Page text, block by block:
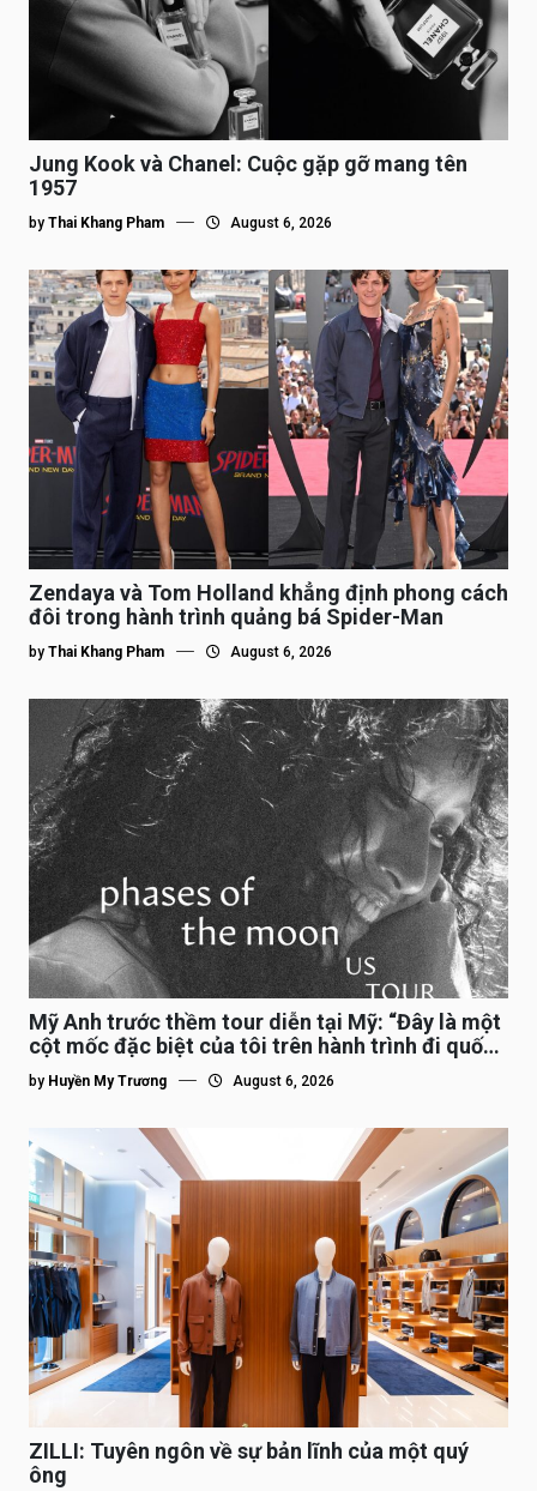
Jung Kook và Chanel: Cuộc gặp gỡ mang tên
1957
by Thai Khang Pham August 6, 2026
Zendaya và Tom Holland khẳng định phong cách
đôi trong hành trình quảng bá Spider-Man
by Thai Khang Pham August 6, 2026
Mỹ Anh trước thềm tour diễn tại Mỹ: “Đây là một
cột mốc đặc biệt của tôi trên hành trình đi quốc
tế”
by Huyền My Trương August 6, 2026
ZILLI: Tuyên ngôn về sự bản lĩnh của một quý
ông